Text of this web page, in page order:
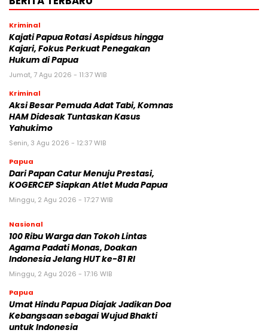
Kriminal
Kajati Papua Rotasi Aspidsus hingga
Kajari, Fokus Perkuat Penegakan
Hukum di Papua
Jumat, 7 Agu 2026 - 11:37 WIB
Kriminal
Aksi Besar Pemuda Adat Tabi, Komnas
HAM Didesak Tuntaskan Kasus
Yahukimo
Senin, 3 Agu 2026 - 12:37 WIB
Papua
Dari Papan Catur Menuju Prestasi,
KOGERCEP Siapkan Atlet Muda Papua
Minggu, 2 Agu 2026 - 17:27 WIB
Nasional
100 Ribu Warga dan Tokoh Lintas
Agama Padati Monas, Doakan
Indonesia Jelang HUT ke-81 RI
Minggu, 2 Agu 2026 - 17:16 WIB
Papua
Umat Hindu Papua Diajak Jadikan Doa
Kebangsaan sebagai Wujud Bhakti
untuk Indonesia